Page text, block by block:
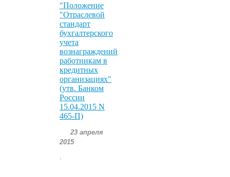
"Положение
"Отраслевой
стандарт
бухгалтерского
учета
вознаграждений
работникам в
кредитных
организациях"
(утв. Банком
России
15.04.2015 N
465-П)
23 апреля
2015
.